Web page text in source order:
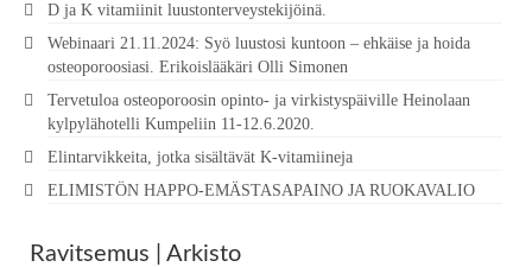
D ja K vitamiinit luustonterveystekijöinä.
Webinaari 21.11.2024: Syö luustosi kuntoon – ehkäise ja hoida
osteoporoosiasi. Erikoislääkäri Olli Simonen
Tervetuloa osteoporoosin opinto- ja virkistyspäiville Heinolaan
kylpylähotelli Kumpeliin 11-12.6.2020.
Elintarvikkeita, jotka sisältävät K-vitamiineja
ELIMISTÖN HAPPO-EMÄSTASAPAINO JA RUOKAVALIO
Ravitsemus | Arkisto